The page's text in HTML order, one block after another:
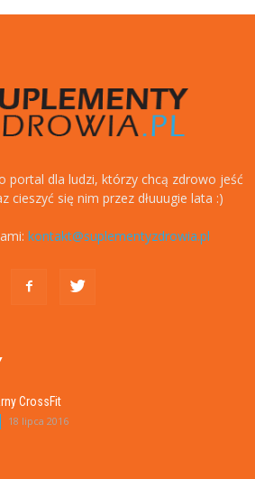
portal dla ludzi, którzy chcą zdrowo jeść
cieszyć się nim przez dłuuugie lata :)
kontakt@suplementyzdrowia.pl
CrossFit
18 lipca 2016